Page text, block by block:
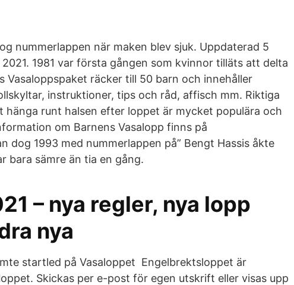
nummerlappen när maken blev sjuk. Uppdaterad 5
1981 var första gången som kvinnor tilläts att delta
Vasaloppspaket räcker till 50 barn och innehåller
instruktioner, tips och råd, affisch mm. Riktiga
hänga runt halsen efter loppet är mycket populära och
om Barnens Vasalopp finns på
dog 1993 med nummerlappen på” Bengt Hassis åkte
bara sämre än tia en gång.
– nya regler, nya lopp
nya
startled på Vasaloppet Engelbrektsloppet är
Skickas per e-post för egen utskrift eller visas upp